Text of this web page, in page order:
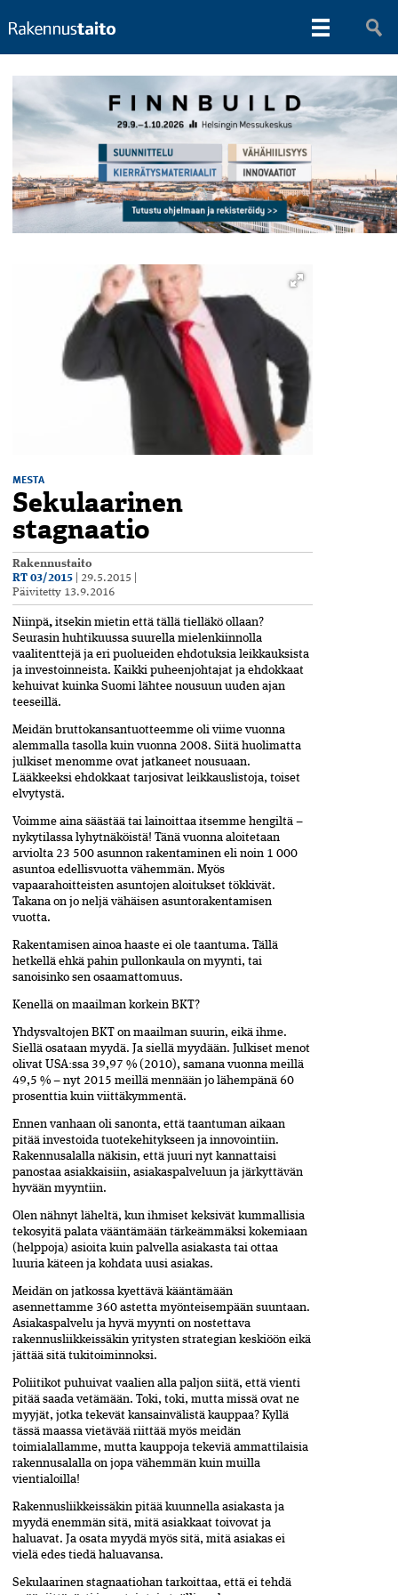
MESTA
Sekulaarinen
stagnaatio
Rakennustaito
RT 03/2015
29.5.2015
Päivitetty 13.9.2016
Niinpä, itsekin mietin että tällä tielläkö ollaan?
Seurasin huhtikuussa suurella mielenkiinnolla
vaalitenttejä ja eri puolueiden ehdotuksia leikkauksista
ja investoinneista. Kaikki puheenjohtajat ja ehdokkaat
kehuivat kuinka Suomi lähtee nousuun uuden ajan
teeseillä.
Meidän bruttokansantuotteemme oli viime vuonna
alemmalla tasolla kuin vuonna 2008. Siitä huolimatta
julkiset menomme ovat jatkaneet nousuaan.
Lääkkeeksi ehdokkaat tarjosivat leikkauslistoja, toiset
elvytystä.
Voimme aina säästää tai lainoittaa itsemme hengiltä –
nykytilassa lyhytnäköistä! Tänä vuonna aloitetaan
arviolta 23 500 asunnon rakentaminen eli noin 1 000
asuntoa edellisvuotta vähemmän. Myös
vapaarahoitteisten asuntojen aloitukset tökkivät.
Takana on jo neljä vähäisen asuntorakentamisen
vuotta.
Rakentamisen ainoa haaste ei ole taantuma. Tällä
hetkellä ehkä pahin pullonkaula on myynti, tai
sanoisinko sen osaamattomuus.
Kenellä on maailman korkein BKT?
Yhdysvaltojen BKT on maailman suurin, eikä ihme.
Siellä osataan myydä. Ja siellä myydään. Julkiset menot
olivat USA:ssa 39,97 % (2010), samana vuonna meillä
49,5 % – nyt 2015 meillä mennään jo lähempänä 60
prosenttia kuin viittäkymmentä.
Ennen vanhaan oli sanonta, että taantuman aikaan
pitää investoida tuotekehitykseen ja innovointiin.
Rakennusalalla näkisin, että juuri nyt kannattaisi
panostaa asiakkaisiin, asiakaspalveluun ja järkyttävän
hyvään myyntiin.
Olen nähnyt läheltä, kun ihmiset keksivät kummallisia
tekosyitä palata vääntämään tärkeämmäksi kokemiaan
(helppoja) asioita kuin palvella asiakasta tai ottaa
luuria käteen ja kohdata uusi asiakas.
Meidän on jatkossa kyettävä kääntämään
asennettamme 360 astetta myönteisempään suuntaan.
Asiakaspalvelu ja hyvä myynti on nostettava
rakennusliikkeissäkin yritysten strategian keskiöön eikä
jättää sitä tukitoiminnoksi.
Poliitikot puhuivat vaalien alla paljon siitä, että vienti
pitää saada vetämään. Toki, toki, mutta missä ovat ne
myyjät, jotka tekevät kansainvälistä kauppaa? Kyllä
tässä maassa vietävää riittää myös meidän
toimialallamme, mutta kauppoja tekeviä ammattilaisia
rakennusalalla on jopa vähemmän kuin muilla
vientialoilla!
Rakennusliikkeissäkin pitää kuunnella asiakasta ja
myydä enemmän sitä, mitä asiakkaat toivovat ja
haluavat. Ja osata myydä myös sitä, mitä asiakas ei
vielä edes tiedä haluavansa.
Sekulaarinen stagnaatiohan tarkoittaa, että ei tehdä